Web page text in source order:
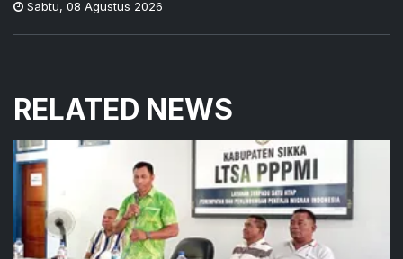
Sabtu, 08 Agustus 2026
RELATED NEWS